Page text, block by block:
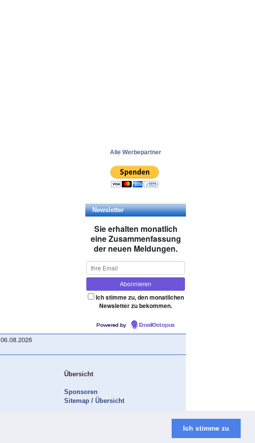
Ich stimme zu
Alle Werbepartner
Newsletter
Sie erhalten monatlich
eine Zusammenfassung
der neuen Meldungen.
Ich stimme zu, den monatlichen
Newsletter zu bekommen.
Powered by EmailOctopus
06.08.2026
Übersicht
Sponsoren
Sitemap / Übersicht